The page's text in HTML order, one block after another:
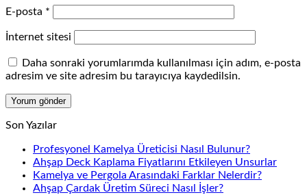
E-posta *
İnternet sitesi
Daha sonraki yorumlarımda kullanılması için adım, e-posta
adresim ve site adresim bu tarayıcıya kaydedilsin.
Son Yazılar
Profesyonel Kamelya Üreticisi Nasıl Bulunur?
Ahşap Deck Kaplama Fiyatlarını Etkileyen Unsurlar
Kamelya ve Pergola Arasındaki Farklar Nelerdir?
Ahşap Çardak Üretim Süreci Nasıl İşler?